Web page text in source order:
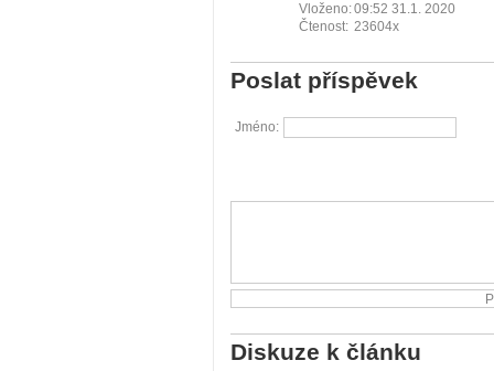
Vloženo:09:52 31.1. 2020
Čtenost: 23604x
Poslat příspěvek
Jméno:
Diskuze k článku